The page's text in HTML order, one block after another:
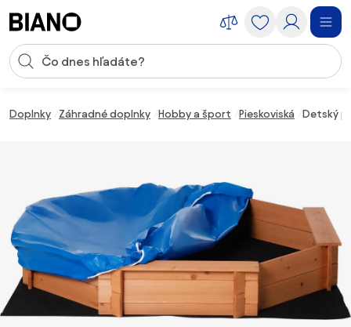
Vstup pre vyhľadávanie
Doplnky Záhradné doplnky Hobby a šport Pieskoviská Detský